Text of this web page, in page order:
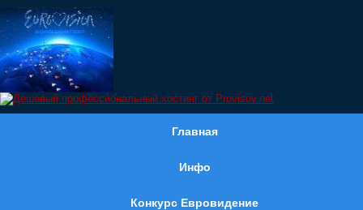
Главная
Инфо
Конкурс Евровидение